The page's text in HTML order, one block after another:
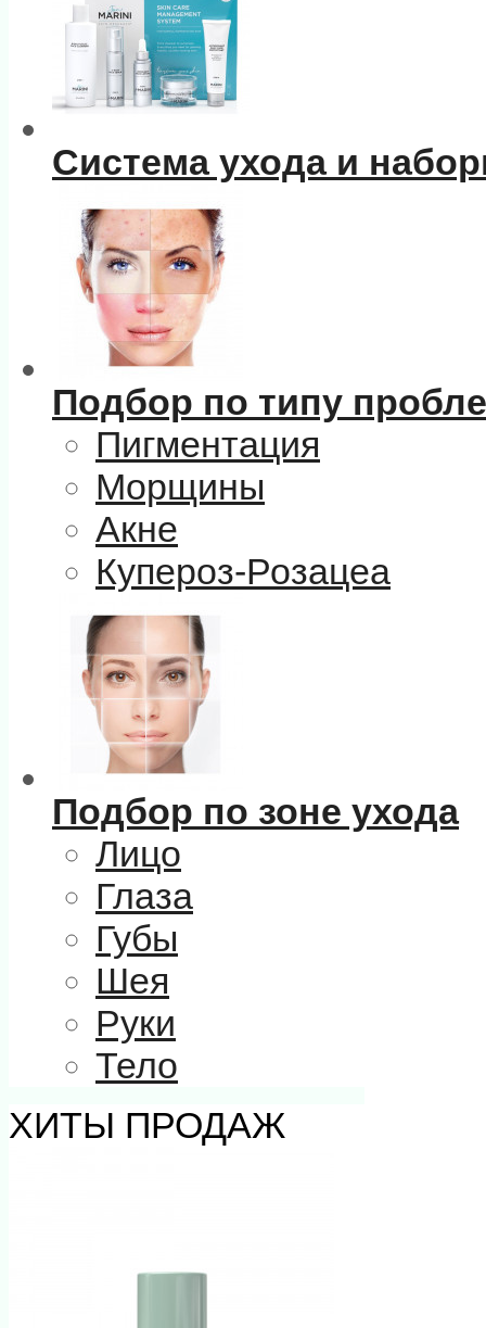
Система ухода и
Подбор по типу
Пигментация
Морщины
Акне
Купероз-Розацеа
Подбор по зоне ухода
Лицо
Глаза
Губы
Шея
Руки
Тело
ХИТЫ ПРОДАЖ